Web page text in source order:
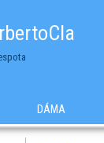
DÁMA